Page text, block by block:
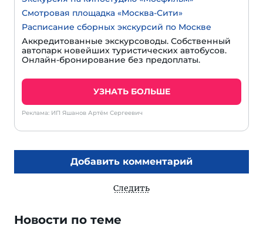
Смотровая площадка «Москва-Сити»
Расписание сборных экскурсий по Москве
Аккредитованные экскурсоводы. Собственный
автопарк новейших туристических автобусов.
Онлайн-бронирование без предоплаты.
УЗНАТЬ БОЛЬШЕ
Реклама: ИП Яшанов Артём Сергеевич
Добавить комментарий
Следить
Новости по теме